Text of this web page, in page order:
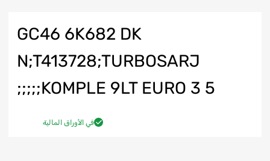
GC46 6K682 DK
N;T413728;TURBOSARJ
KOMPLE 9LT EURO 3 5;;;;;
في الأوراق المالية